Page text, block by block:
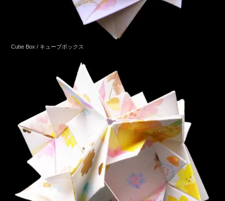
Cube Box / キューブボックス